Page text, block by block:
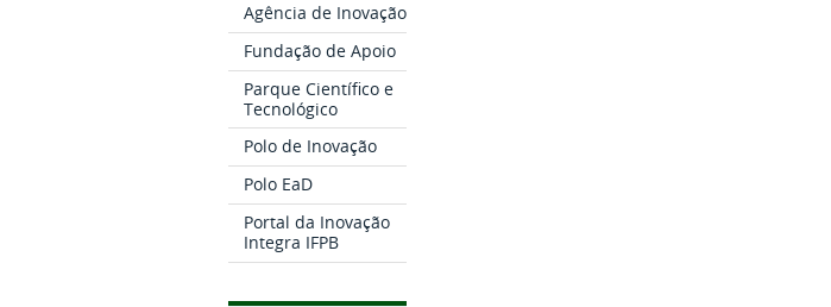
Agência de Inovação
Fundação de Apoio
Parque Científico e
Tecnológico
Polo de Inovação
Polo EaD
Portal da Inovação
Integra IFPB